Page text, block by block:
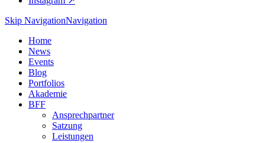
Skip NavigationNavigation
Home
News
Events
Blog
Portfolios
Akademie
BFF
Ansprechpartner
Satzung
Leistungen